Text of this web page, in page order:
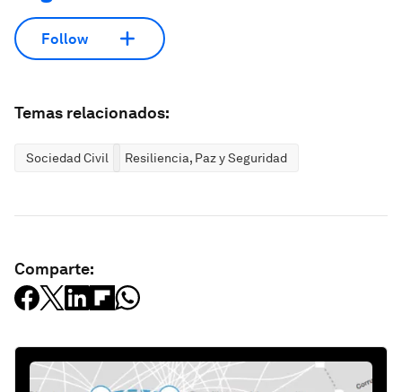
Follow
Temas relacionados:
Sociedad Civil Resiliencia, Paz y Seguridad
Comparte: